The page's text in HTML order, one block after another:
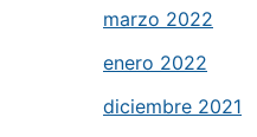
marzo 2022
enero 2022
diciembre 2021